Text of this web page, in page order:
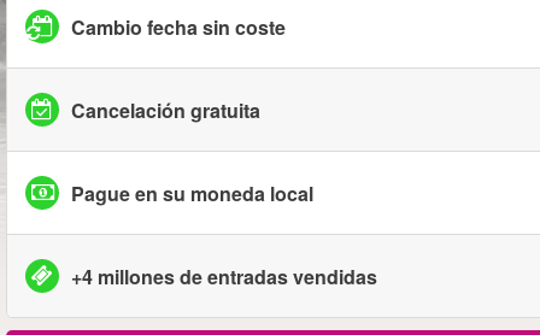
Cambio fecha sin coste
Cancelación gratuita
Pague en su moneda local
+4 millones de entradas vendidas